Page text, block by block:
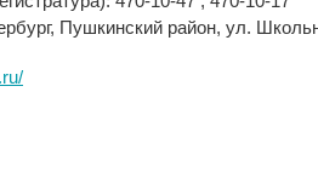
Пушкинский район, ул.